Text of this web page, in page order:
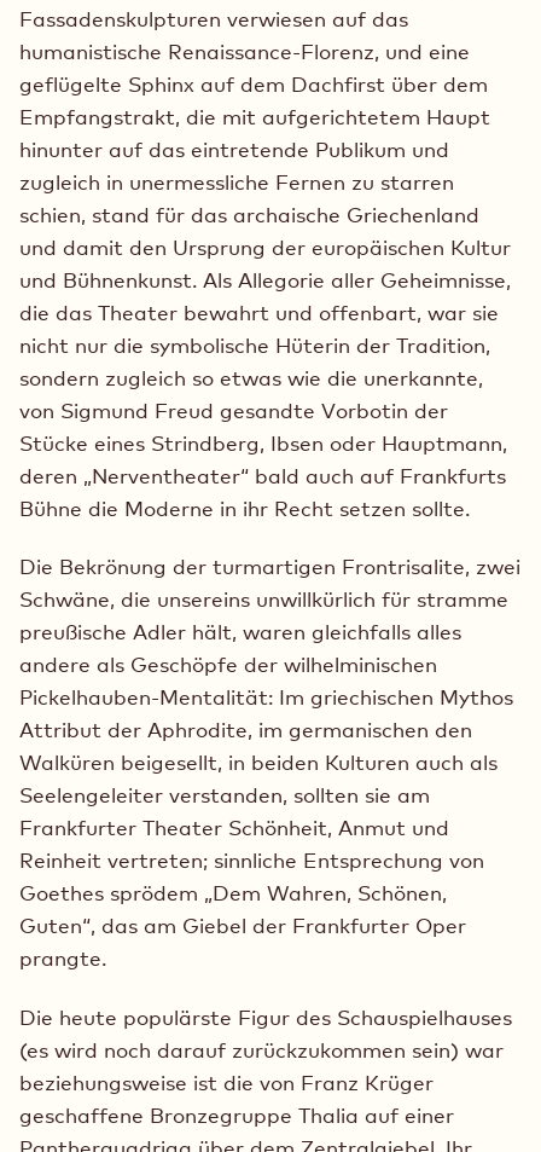
Fassadenskulpturen verwiesen auf das
humanistische Renaissance-Florenz, und eine
geflügelte Sphinx auf dem Dachfirst über dem
Empfangstrakt, die mit aufgerichtetem Haupt
hinunter auf das eintretende Publikum und
zugleich in unermessliche Fernen zu starren
schien, stand für das archaische Griechenland
und damit den Ursprung der europäischen Kultur
und Bühnenkunst. Als Allegorie aller Geheimnisse,
die das Theater bewahrt und offenbart, war sie
nicht nur die symbolische Hüterin der Tradition,
sondern zugleich so etwas wie die unerkannte,
von Sigmund Freud gesandte Vorbotin der
Stücke eines Strindberg, Ibsen oder Hauptmann,
deren „Nerventheater“ bald auch auf Frankfurts
Bühne die Moderne in ihr Recht setzen sollte.
Die Bekrönung der turmartigen Frontrisalite, zwei
Schwäne, die unsereins unwillkürlich für stramme
preußische Adler hält, waren gleichfalls alles
andere als Geschöpfe der wilhelminischen
Pickelhauben-Mentalität: Im griechischen Mythos
Attribut der Aphrodite, im germanischen den
Walküren beigesellt, in beiden Kulturen auch als
Seelengeleiter verstanden, sollten sie am
Frankfurter Theater Schönheit, Anmut und
Reinheit vertreten; sinnliche Entsprechung von
Goethes sprödem „Dem Wahren, Schönen,
Guten“, das am Giebel der Frankfurter Oper
prangte.
Die heute populärste Figur des Schauspielhauses
(es wird noch darauf zurückzukommen sein) war
beziehungsweise ist die von Franz Krüger
geschaffene Bronzegruppe Thalia auf einer